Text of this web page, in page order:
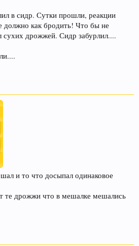
которые
солода, из которых оно
В, который помогает
кожу, нужный
с заболеваниями
и иммунной системы.
в сидр. Сутки прошли, реакции
как бродить! Что бы не
сухих дрожжей. Сидр забурлил....
и то что досыпал одинаковое
те дрожжи что в мешалке мешались